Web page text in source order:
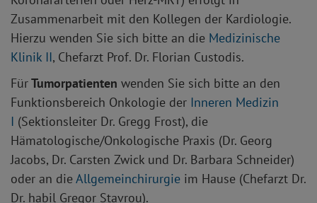
Zusammenarbeit mit den Kollegen der Kardiologie.
Hierzu wenden Sie sich bitte an die Medizinische
Klinik II, Chefarzt Prof. Dr. Florian Custodis.
FürTumorpatienten wenden Sie sich bitte an den
Funktionsbereich Onkologie der Inneren Medizin
I (Sektionsleiter Dr. Gregg Frost), die
Hämatologische/Onkologische Praxis (Dr. Georg
Jacobs, Dr. Carsten Zwick und Dr. Barbara Schneider)
oder an dieAllgemeinchirurgie im Hause (Chefarzt Dr.
Dr. habil Gregor Stavrou).